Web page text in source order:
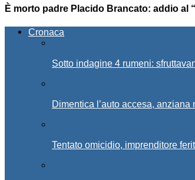
È morto padre Placido Brancato: addio al
Cronaca
Sotto indagine 4 rumeni:
Dimentica l’auto accesa,
Tentato omicidio, imprenditore